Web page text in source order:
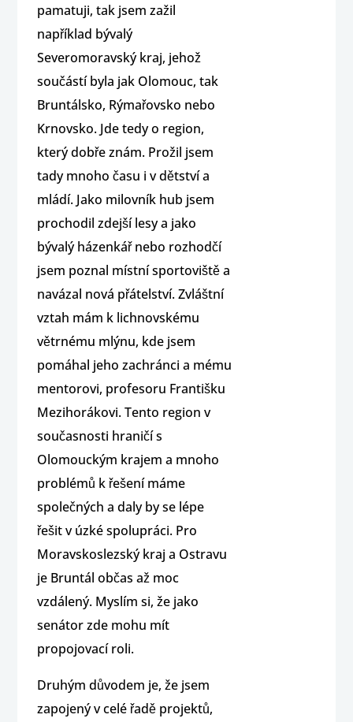
pamatuji, tak jsem zažil
například bývalý
Severomoravský kraj, jehož
součástí byla jak Olomouc, tak
Bruntálsko, Rýmařovsko nebo
Krnovsko. Jde tedy o region,
který dobře znám. Prožil jsem
tady mnoho času i v dětství a
mládí. Jako milovník hub jsem
prochodil zdejší lesy a jako
bývalý házenkář nebo rozhodčí
jsem poznal místní sportoviště a
navázal nová přátelství. Zvláštní
vztah mám k lichnovskému
větrnému mlýnu, kde jsem
pomáhal jeho zachránci a mému
mentorovi, profesoru Františku
Mezihorákovi. Tento region v
současnosti hraničí s
Olomouckým krajem a mnoho
problémů k řešení máme
společných a daly by se lépe
řešit v úzké spolupráci. Pro
Moravskoslezský kraj a Ostravu
je Bruntál občas až moc
vzdálený. Myslím si, že jako
senátor zde mohu mít
propojovací roli.
Druhým důvodem je, že jsem
zapojený v celé řadě projektů,